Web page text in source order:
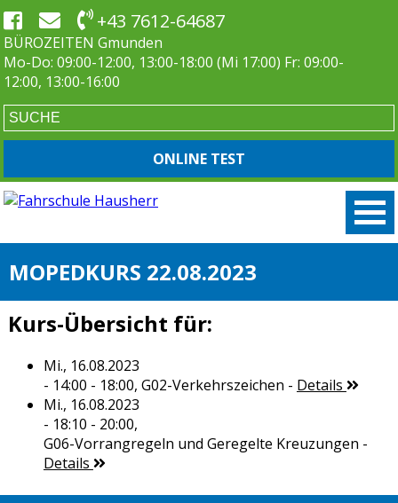
+43 7612-64687
BÜROZEITEN Gmunden
Mo-Do: 09:00-12:00, 13:00-18:00 (Mi 17:00) Fr: 09:00-
12:00, 13:00-16:00
ONLINE TEST
MOPEDKURS 22.08.2023
Kurs-Übersicht für:
Mi., 16.08.2023
- 14:00 - 18:00, G02-Verkehrszeichen - Details
Mi., 16.08.2023
- 18:10 - 20:00,
G06-Vorrangregeln und Geregelte Kreuzungen -
Details